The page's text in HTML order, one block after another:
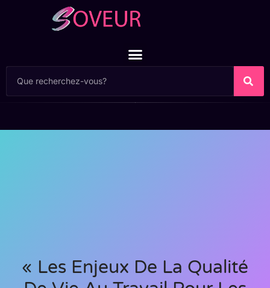
« Les Enjeux De La Qualité